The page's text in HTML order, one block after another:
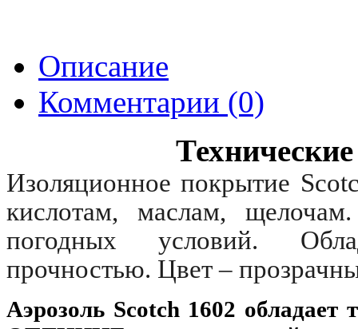
Описание
Комментарии (0)
Изоляционное покрытие
кислотам, маслам,
погодных условий.
прочностью. Цвет –
Аэрозоль Scotch 1602